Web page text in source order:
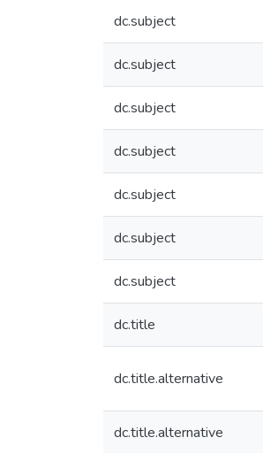
dc.subject
dc.subject
dc.subject
dc.subject
dc.subject
dc.subject
dc.subject
dc.title
dc.title.alternative
dc.title.alternative